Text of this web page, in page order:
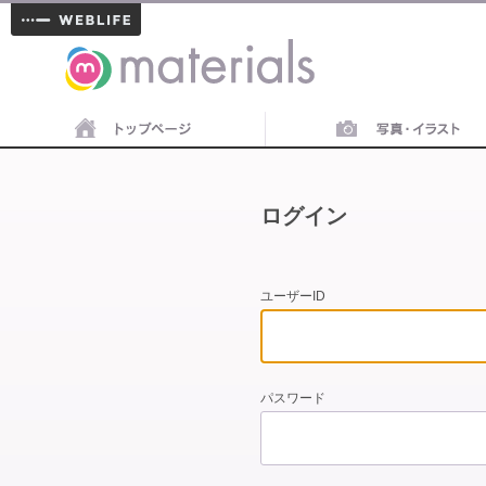
materials
ログイン
ユーザーID
パスワード